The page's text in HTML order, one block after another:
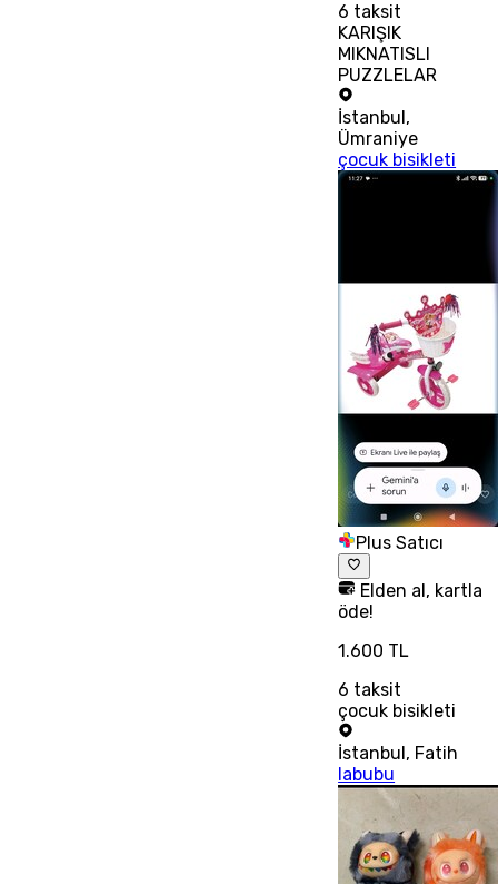
6 taksit
KARIŞIK
MIKNATISLI
PUZZLELAR
İstanbul ,
Ümraniye
çocuk bisikleti
Plus Satıcı
Elden al, kartla
öde!
1.600 TL
6 taksit
çocuk bisikleti
İstanbul, Fatih
labubu